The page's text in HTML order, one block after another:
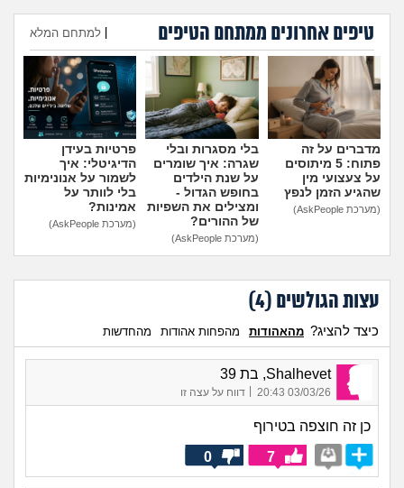
מה שעובר עליי
שומרים על הגוף
פיננסי וכלכלה
בין הסדינים
חיות מחמד
גאווה
טיפים אחרונים ממתחם הטיפים למתחם המלא
הוספת טיפ
מדברים על זה
פתוח: 5 מיתוסים
על צעצועי מין
שהגיע הזמן לנפץ
(מערכת AskPeople)
בלי מסגרות ובלי
שגרה: איך שומרים
על שנת הילדים
בחופש הגדול -
ומצילים את השפיות
של ההורים?
(מערכת AskPeople)
פרטיות בעידן
הדיגיטלי: איך
לשמור על אנונימיות
בלי לוותר על
אמינות?
(מערכת AskPeople)
עצות הגולשים (4
)
כיצד להציג? מהאהודות מהפחות אהודות מהחדשות
Shalhevet, בת 39
03/03/26 20:43 דווח על עצה זו
כן זה חוצפה בטירוף
7
0